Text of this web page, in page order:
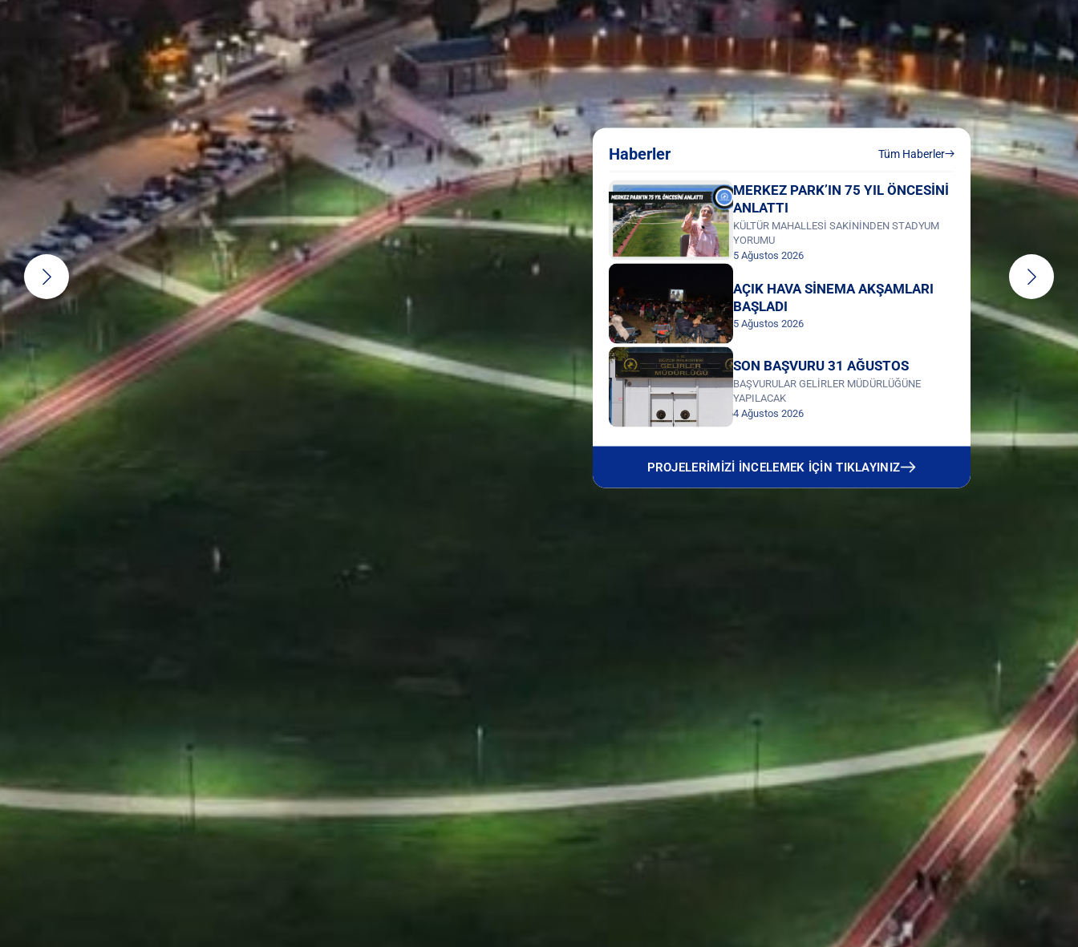
Haberler Tüm Haberler
MERKEZ PARK’IN 75 YIL ÖNCESİNİ
ANLATTI
KÜLTÜR MAHALLESİ SAKİNİNDEN STADYUM
YORUMU
5 Ağustos 2026
AÇIK HAVA SİNEMA AKŞAMLARI
BAŞLADI
5 Ağustos 2026
SON BAŞVURU 31 AĞUSTOS
BAŞVURULAR GELİRLER MÜDÜRLÜĞÜNE
YAPILACAK
4 Ağustos 2026
PROJELERİMİZİ İNCELEMEK İÇİN TIKLAYINIZ